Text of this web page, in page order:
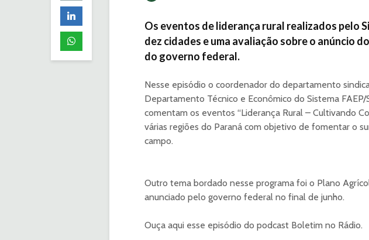
Os eventos de liderança rural realizados pelo
dez cidades e uma avaliação sobre o anúncio
do governo federal.
Nesse episódio o coordenador do departamento
Departamento Técnico e Econômico do Sistema FAEP/
comentam os eventos “Liderança Rural – Cultivando
várias regiões do Paraná com objetivo de fomentar o
campo.
Outro tema bordado nesse programa foi o Plano
anunciado pelo governo federal no final de junho.
Ouça aqui esse episódio do podcast Boletim no Rádio.